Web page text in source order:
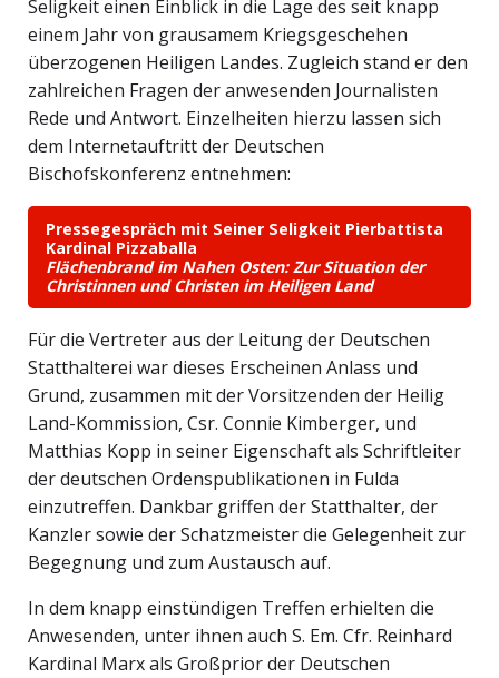
Seligkeit einen Einblick in die Lage des seit knapp
einem Jahr von grausamem Kriegsgeschehen
überzogenen Heiligen Landes. Zugleich stand er den
zahlreichen Fragen der anwesenden Journalisten
Rede und Antwort. Einzelheiten hierzu lassen sich
dem Internetauftritt der Deutschen
Bischofskonferenz entnehmen:
Pressegespräch mit Seiner Seligkeit Pierbattista
Kardinal Pizzaballa
Flächenbrand im Nahen Osten: Zur Situation der
Christinnen und Christen im Heiligen Land
Für die Vertreter aus der Leitung der Deutschen
Statthalterei war dieses Erscheinen Anlass und
Grund, zusammen mit der Vorsitzenden der Heilig
Land-Kommission, Csr. Connie Kimberger, und
Matthias Kopp in seiner Eigenschaft als Schriftleiter
der deutschen Ordenspublikationen in Fulda
einzutreffen. Dankbar griffen der Statthalter, der
Kanzler sowie der Schatzmeister die Gelegenheit zur
Begegnung und zum Austausch auf.
In dem knapp einstündigen Treffen erhielten die
Anwesenden, unter ihnen auch S. Em. Cfr. Reinhard
Kardinal Marx als Großprior der Deutschen